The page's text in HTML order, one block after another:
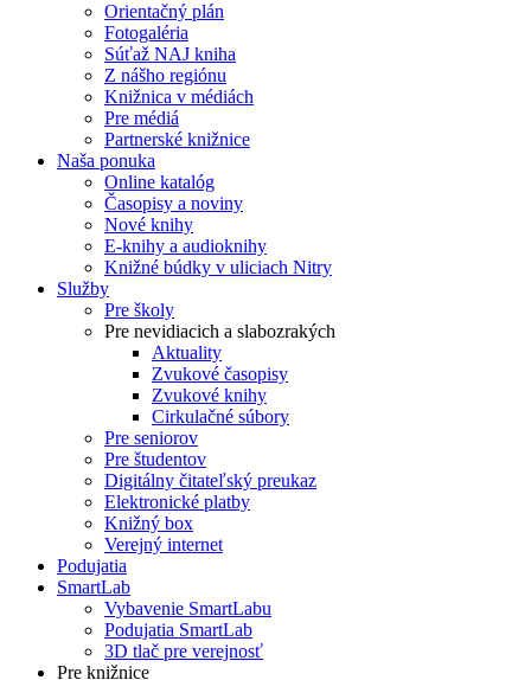
Orientačný plán
Fotogaléria
Súťaž NAJ kniha
Z nášho regiónu
Knižnica v médiách
Pre médiá
Partnerské knižnice
Naša ponuka
Online katalóg
Časopisy a noviny
Nové knihy
E-knihy a audioknihy
Knižné búdky v uliciach Nitry
Služby
Pre školy
Pre nevidiacich a slabozrakých
Aktuality
Zvukové časopisy
Zvukové knihy
Cirkulačné súbory
Pre seniorov
Pre študentov
Digitálny čitateľský preukaz
Elektronické platby
Knižný box
Verejný internet
Podujatia
SmartLab
Vybavenie SmartLabu
Podujatia SmartLab
3D tlač pre verejnosť
Pre knižnice